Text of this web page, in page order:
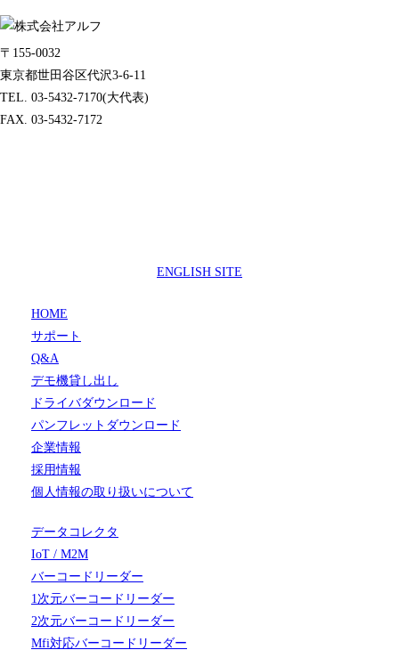
〒155-0032
東京都世田谷区代沢3-6-11
TEL. 03-5432-7170(大代表)
FAX. 03-5432-7172
ENGLISH SITE
HOME
サポート
Q&A
デモ機貸し出し
ドライバダウンロード
パンフレットダウンロード
企業情報
採用情報
個人情報の取り扱いについて
データコレクタ
IoT / M2M
バーコードリーダー
1次元バーコードリーダー
2次元バーコードリーダー
Mfi対応バーコードリーダー